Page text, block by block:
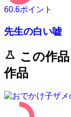
60.6ポイント
先生の白い嘘
science この作
作品